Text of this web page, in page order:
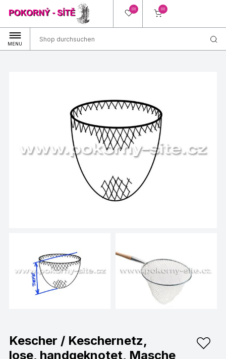
(0) (0)
MENU
Kescher / Keschernetz,
lose, handgeknotet, Masche